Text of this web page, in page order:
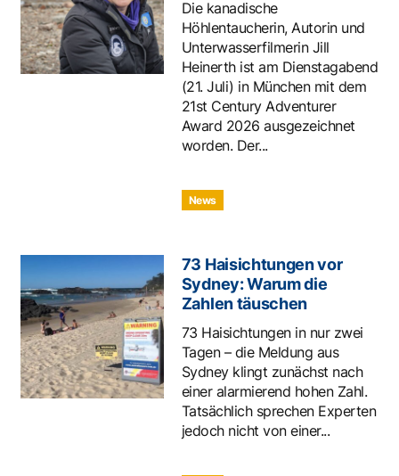
Die kanadische
Höhlentaucherin, Autorin und
Unterwasserfilmerin Jill
Heinerth ist am Dienstagabend
(21. Juli) in München mit dem
21st Century Adventurer
Award 2026 ausgezeichnet
worden. Der...
News
73 Haisichtungen vor
Sydney: Warum die
Zahlen täuschen
73 Haisichtungen in nur zwei
Tagen – die Meldung aus
Sydney klingt zunächst nach
einer alarmierend hohen Zahl.
Tatsächlich sprechen Experten
jedoch nicht von einer...